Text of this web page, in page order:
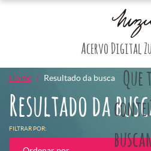
Acervo Digital
Que
Home Resultado da busca
Resultado da
FILTRAR POR: